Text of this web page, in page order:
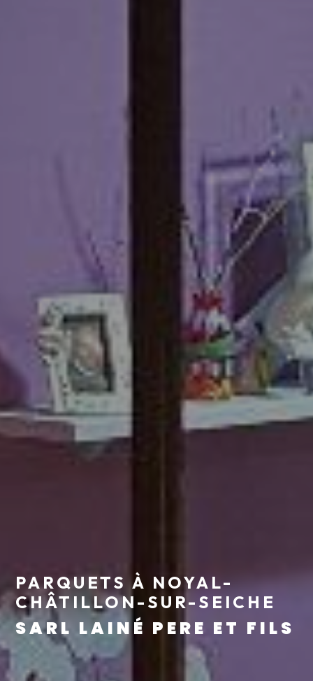
PARQUETS À NOYAL-
CHÂTILLON-SUR-SEICHE
SARL LAINÉ PERE ET FILS